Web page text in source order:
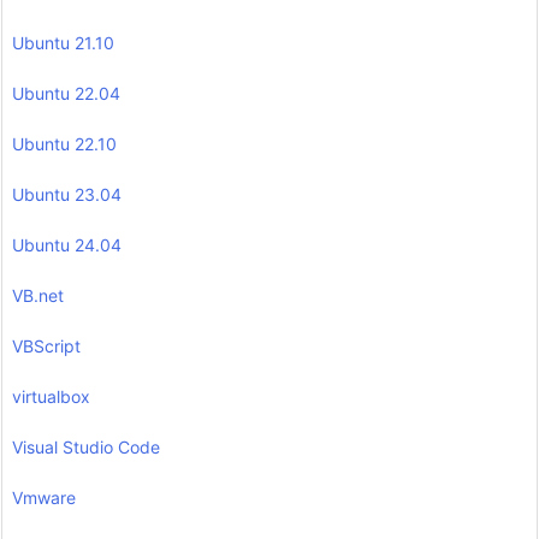
Ubuntu 21.10
Ubuntu 22.04
Ubuntu 22.10
Ubuntu 23.04
Ubuntu 24.04
VB.net
VBScript
virtualbox
Visual Studio Code
Vmware